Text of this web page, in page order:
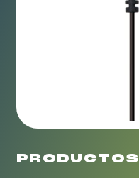
PRODUCTOS